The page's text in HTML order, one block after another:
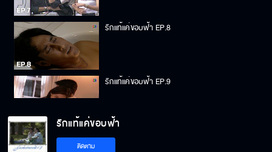
รักแท้แค่ขอบฟ้า EP.8
รักแท้แค่ขอบฟ้า EP.9
รักแท้แค่ขอบฟ้า EP.10
รักแท้แค่ขอบฟ้า
ติดตาม